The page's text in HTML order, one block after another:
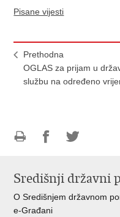
Pisane vijesti
Prethodna
OGLAS za prijam u
službu na određeno
FacebookuTwitteru
Središnji državni
O Središnjem državnom
e-Građani